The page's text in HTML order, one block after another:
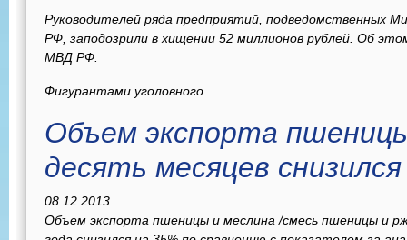
Руководителей ряда предприятий, подведомственных
РФ, заподозрили в хищении 52 миллионов рублей. Об
МВД РФ.
Фигурантами уголовного...
Объем экспорта
десять месяцев
08.12.2013
Объем экспорта пшеницы и меслина /смесь пшеницы и